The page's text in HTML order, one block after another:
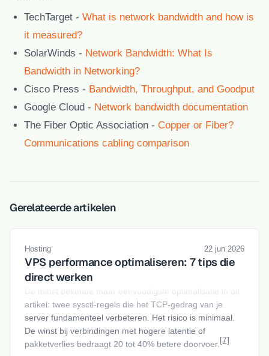
TechTarget - What is network bandwidth and how is
it measured?
SolarWinds - Network Bandwidth: What Is
Bandwidth in Networking?
Cisco Press - Bandwidth, Throughput, and Goodput
Google Cloud - Network bandwidth documentation
The Fiber Optic Association - Copper or Fiber?
Communications cabling comparison
Gerelateerde artikelen
Hosting 22 jun 2026
VPS performance optimaliseren: 7 tips die
direct werken
De minst bekende maar eenvoudigste optimalisatie in dit
artikel: twee sysctl-regels die het TCP-gedrag van je
server fundamenteel verbeteren. Het risico is minimaal.
De winst bij verbindingen met hogere latentie of
pakketverlies bedraagt 20 tot 40% betere doorvoer. [7]